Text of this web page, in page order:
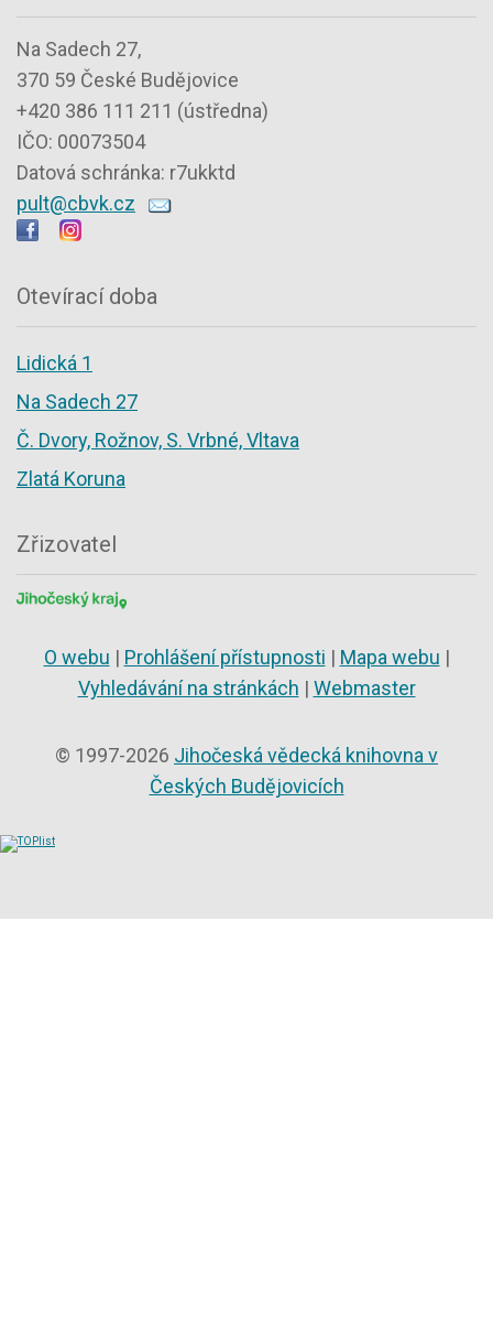
Na Sadech 27,
370 59 České Budějovice
+420 386 111 211 (ústředna)
IČO: 00073504
Datová schránka: r7ukktd
pult@cbvk.cz
Otevírací doba
Lidická 1
Na Sadech 27
Č. Dvory, Rožnov, S. Vrbné, Vltava
Zlatá Koruna
Zřizovatel
O webu | Prohlášení přístupnosti | Mapa webu |
Vyhledávání na stránkách | Webmaster
© 1997-2026 Jihočeská vědecká knihovna v
Českých Budějovicích